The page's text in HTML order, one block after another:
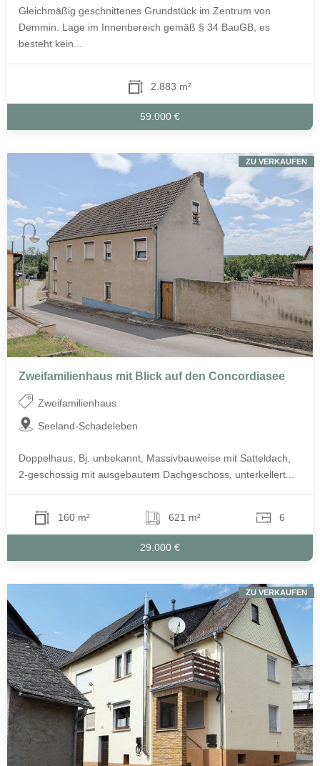
Gleichmäßig geschnittenes Grundstück im Zentrum von
Demmin. Lage im Innenbereich gemäß § 34 BauGB, es
besteht kein...
2.883 m²
59.000 €
Zweifamilienhaus mit Blick auf den Concordiasee
Zweifamilienhaus
Seeland-Schadeleben
Doppelhaus, Bj. unbekannt, Massivbauweise mit Satteldach,
2-geschossig mit ausgebautem Dachgeschoss, unterkellert...
160 m² 621 m² 6
29.000 €
ZU VERKAUFEN
ZU VERKAUFEN